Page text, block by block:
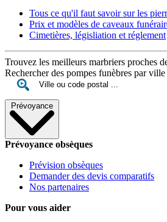
Tous ce qu'il faut savoir sur les
Prix et modèles de caveaux
Cimetières, législiation et réglement
Trouvez les meilleurs marbriers proches
Rechercher des pompes funèbres par
Prévoyance
Prévoyance obsèques
Prévision obsèques
Demander des devis comparatifs
Nos partenaires
Pour vous aider